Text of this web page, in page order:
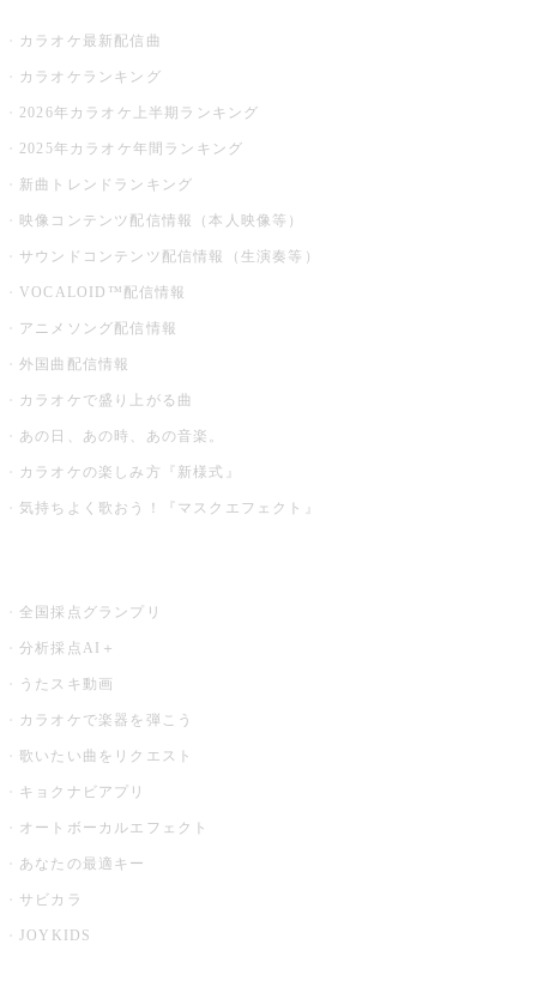
カラオケ最新配信曲
カラオケランキング
2026年カラオケ上半期ランキング
2025年カラオケ年間ランキング
新曲トレンドランキング
映像コンテンツ配信情報（本人映像等）
サウンドコンテンツ配信情報（生演奏等）
VOCALOID™配信情報
アニメソング配信情報
外国曲配信情報
カラオケで盛り上がる曲
あの日、あの時、あの音楽。
カラオケの楽しみ方『新様式』
気持ちよく歌おう！『マスクエフェクト』
全国採点グランプリ
分析採点AI＋
うたスキ動画
カラオケで楽器を弾こう
歌いたい曲をリクエスト
キョクナビアプリ
オートボーカルエフェクト
あなたの最適キー
サビカラ
JOYKIDS